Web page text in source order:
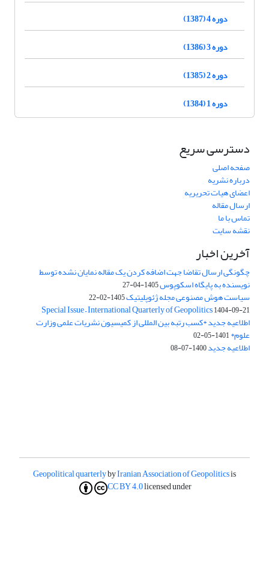
دوره 4 (1387)
دوره 3 (1386)
دوره 2 (1385)
دوره 1 (1384)
دسترسی سریع
صفحه اصلی
درباره نشریه
اعضای هیات تحریریه
ارسال مقاله
تماس با ما
نقشه سایت
آخرین اخبار
چگونگی ارسال تقاضا جهت اضافه کردن یک مقاله نمایان نشده توسط
نویسنده به پایگاه اسکوپوس1405-04-27
سیاست هوش مصنوعی مجله ژئوپلیتیک1405-02-22
Special Issue – International Quarterly of Geopolitics1404-09-21
اطلاعیه جدید *کسب رتبه بین المللی از کمیسیون نشریات علمی وزارت
علوم*1401-05-02
اطلاعیه جدید1400-07-08
Geopolitical quarterlybyIranian Association of Geopoliticsis
licensed under
CC BY 4.0